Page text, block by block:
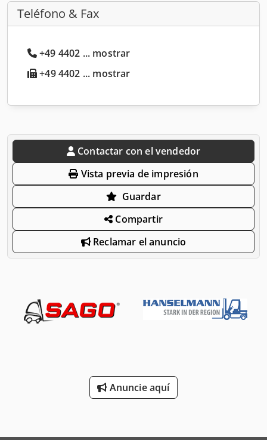
Teléfono & Fax
+49 4402 ... mostrar
+49 4402 ... mostrar
Contactar con el vendedor
Vista previa de impresión
Guardar
Compartir
Reclamar el anuncio
Anuncie aquí